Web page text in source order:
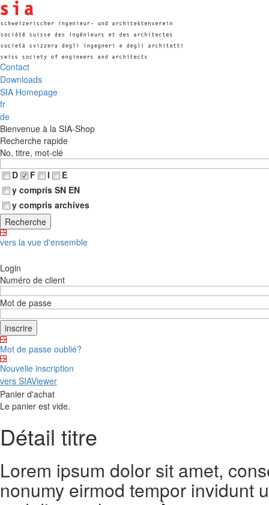
Contact
Downloads
SIA Homepage
fr
de
Bienvenue à la SIA-Shop
Recherche rapide
No, titre, mot-clé
D
F I
E
y compris SN EN
y compris archives
vers la vue d'ensemble
Login
Numéro de client
Mot de passe
Mot de passe oublié?
Nouvelle inscription
vers SIAViewer
Panier d'achat
Le panier est vide.
Détail titre
Lorem ipsum dolor sit amet,
nonumy eirmod tempor invidunt